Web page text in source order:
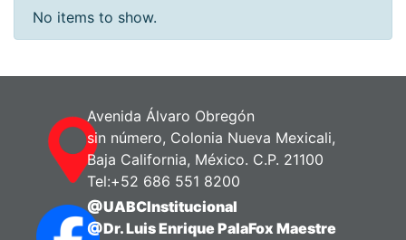
No items to show.
Avenida Álvaro Obregón
sin número, Colonia Nueva Mexicali,
Baja California, México. C.P. 21100
Tel:+52 686 551 8200
@UABCInstitucional
@Dr. Luis Enrique PalaFox Maestre